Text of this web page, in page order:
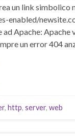
un link simbolico
enabled/
Apache:
un error 404
, http, server, web